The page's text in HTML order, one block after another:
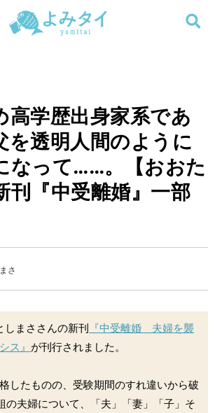
連載
新刊
検索する
メニューを閉じる
高学歴出身家系であ
を透明人間のように
なって……。【おおた
刊『中受離婚』一部
さ
しまささんの新刊 『中受離婚 夫婦を襲
ス』 が刊行されました。
したものの、受験期間のすれ違いから破
の夫婦について、「夫」「妻」「子」そ